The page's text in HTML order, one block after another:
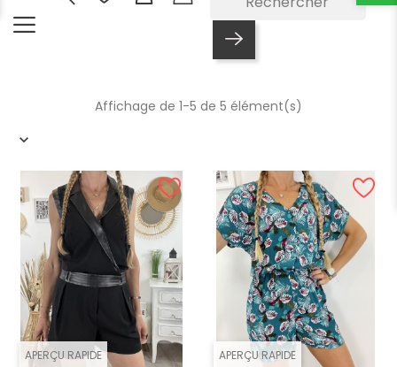
Affichage de 1-5 de 5 élément(s)
APERÇU RAPIDE APERÇU RAPIDE